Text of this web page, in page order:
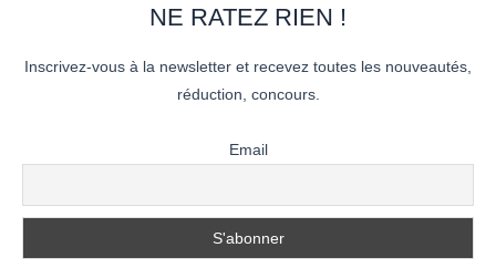
NE RATEZ RIEN !
Inscrivez-vous à la newsletter et recevez toutes les nouveautés,
réduction, concours.
Email